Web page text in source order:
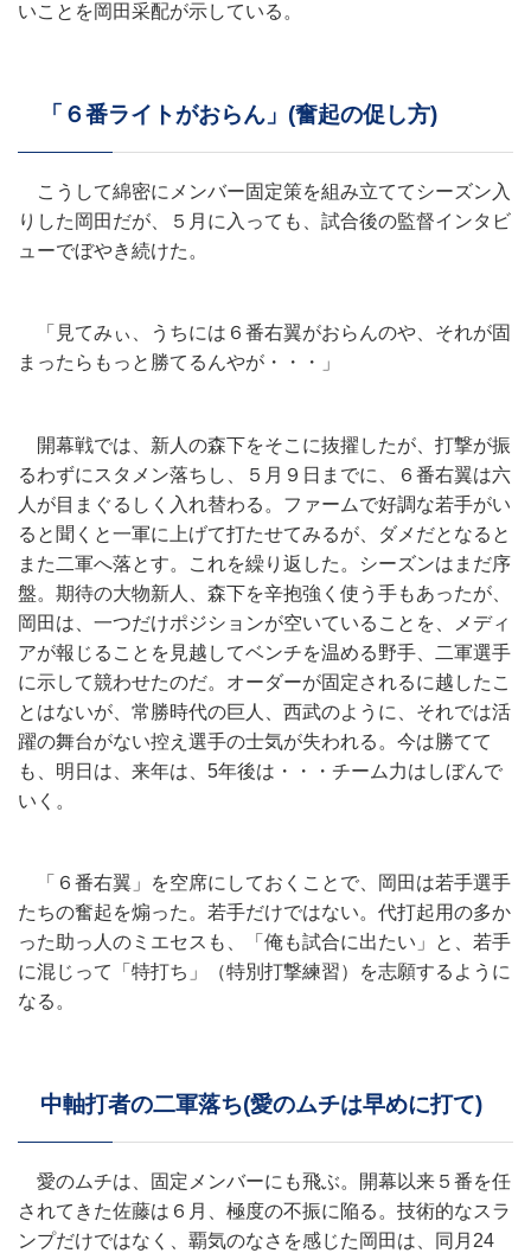
いことを岡田采配が示している。
「６番ライトがおらん」(奮起の促し方)
こうして綿密にメンバー固定策を組み立ててシーズン入
りした岡田だが、５月に入っても、試合後の監督インタビ
ューでぼやき続けた。
「見てみぃ、うちには６番右翼がおらんのや、それが固
まったらもっと勝てるんやが・・・」
開幕戦では、新人の森下をそこに抜擢したが、打撃が振
るわずにスタメン落ちし、５月９日までに、６番右翼は六
人が目まぐるしく入れ替わる。ファームで好調な若手がい
ると聞くと一軍に上げて打たせてみるが、ダメだとなると
また二軍へ落とす。これを繰り返した。シーズンはまだ序
盤。期待の大物新人、森下を辛抱強く使う手もあったが、
岡田は、一つだけポジションが空いていることを、メディ
アが報じることを見越してベンチを温める野手、二軍選手
に示して競わせたのだ。オーダーが固定されるに越したこ
とはないが、常勝時代の巨人、西武のように、それでは活
躍の舞台がない控え選手の士気が失われる。今は勝てて
も、明日は、来年は、5年後は・・・チーム力はしぼんで
いく。
「６番右翼」を空席にしておくことで、岡田は若手選手
たちの奮起を煽った。若手だけではない。代打起用の多か
った助っ人のミエセスも、「俺も試合に出たい」と、若手
に混じって「特打ち」（特別打撃練習）を志願するように
なる。
中軸打者の二軍落ち(愛のムチは早めに打て)
愛のムチは、固定メンバーにも飛ぶ。開幕以来５番を任
されてきた佐藤は６月、極度の不振に陥る。技術的なスラ
ンプだけではなく、覇気のなさを感じた岡田は、同月24